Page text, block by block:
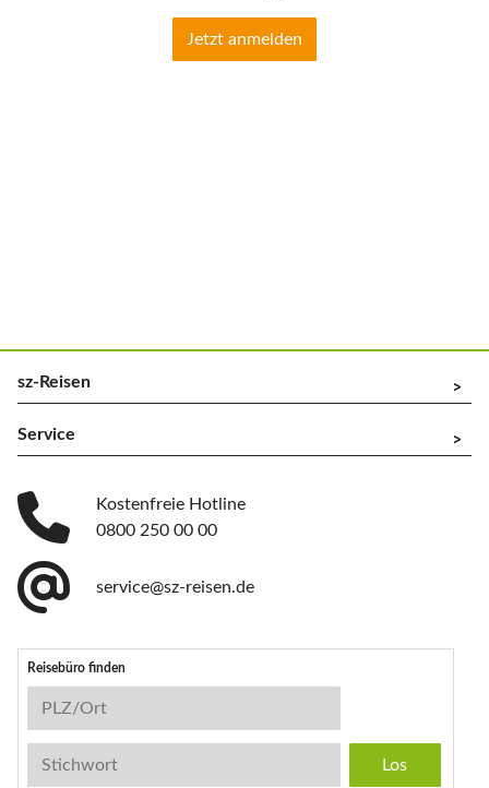
Jetzt anmelden
sz-Reisen ^
Service ^
Kostenfreie Hotline
0800 250 00 00
service@sz-reisen.de
Reisebüro finden
Reisebüro-Suche
PLZ/Ort